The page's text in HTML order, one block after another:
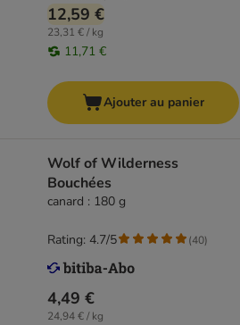
12,59 €
23,31 € / kg
11,71 €
Ajouter au panier
Wolf of Wilderness
Bouchées
canard : 180 g
4,49 €
24,94 € / kg
Rating: 4.7/5 (40)